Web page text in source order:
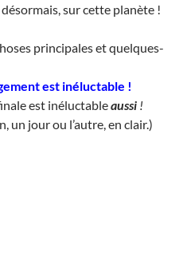
désormais, sur cette planète !
principales et quelques-
est inéluctable !
est inéluctableaussi !
un jour ou l’autre, en clair.)